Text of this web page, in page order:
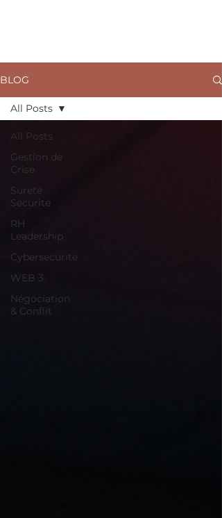
BLOG
All Posts
Gestion de
Crise
Sureté
Sécurité
RH
Leadership
Cybersecurite
WEB 3
Négociation
& Conflit
All Posts